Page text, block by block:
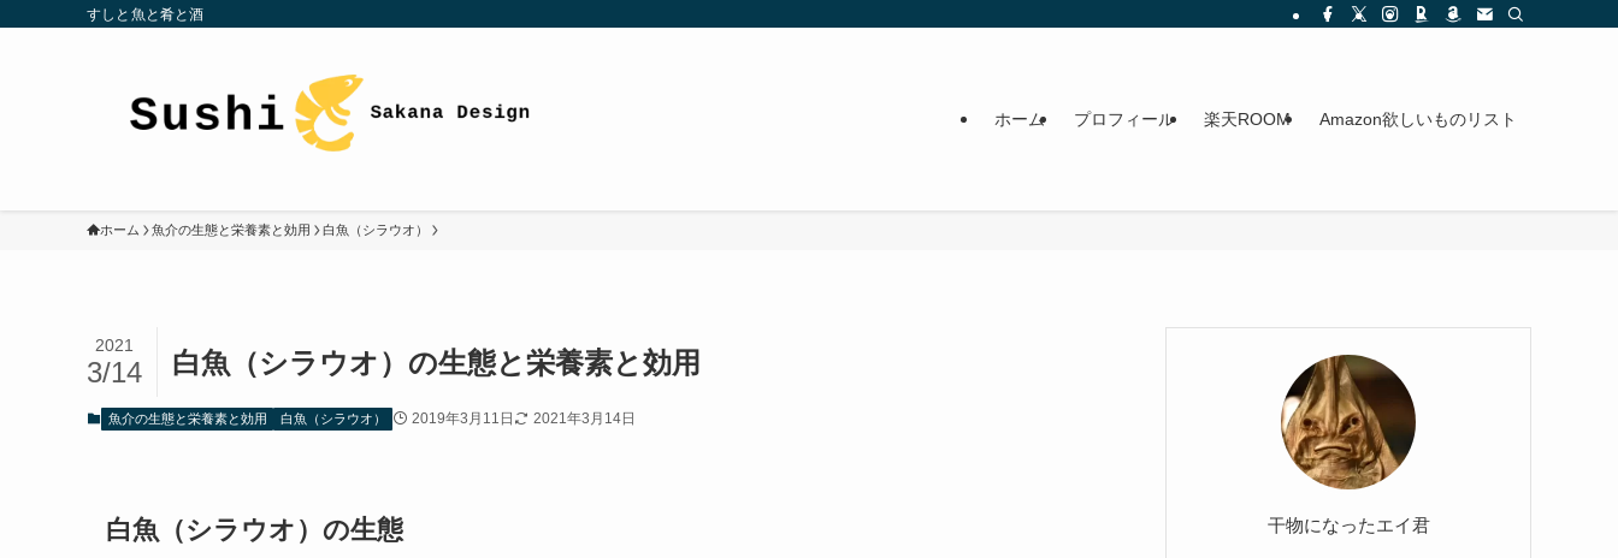
すしと魚と肴と酒
ホーム プロフィール 楽天ROOM Amazon欲しいものリスト
ホーム 魚介の生態と栄養素と効用 白魚（シラウオ）
白魚（シラウオ）の生態と栄養素と効用
2021
3/14
魚介の生態と栄養素と効用 白魚（シラウオ） 2019年3月11日 2021年3月14日
白魚（シラウオ）の生態 干物になったエイ君